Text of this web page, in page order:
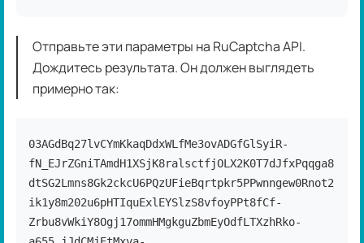
Отправьте эти параметры на RuCaptcha API.
Дождитесь результата. Он должен выглядеть
примерно так:
03AGdBq27lvCYmKkaqDdxWLfMe3ovADGfGlSyiR-
fN_EJrZGniTAmdH1XSjK8ralsctfjOLX2K0T7dJfxPqqga8
dtSG2Lmns8Gk2ckcU6PQzUFieBqrtpkr5PPwnngew0Rnot2
ik1y8m202u6pHTIquExlEYSlzS8vfoyPPt8fCf-
Zrbu8vWkiY8Ogj17ommHMgkguZbmEyOdfLTXzhRko-